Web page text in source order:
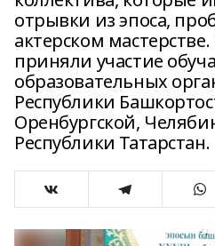
отрывки из эпоса,
актерском
приняли участие
образовательных
Республики
Оренбургской,
Республики Татарстан.